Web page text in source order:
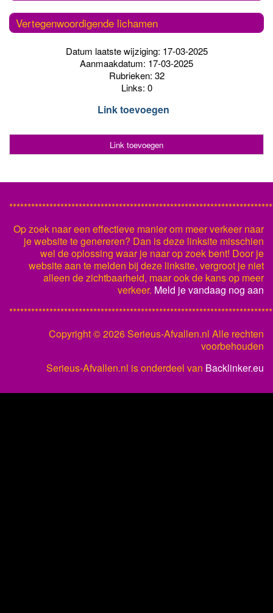
Vertegenwoordigende lichamen
Datum laatste wijziging: 17-03-2025
Aanmaakdatum: 17-03-2025
Rubrieken: 32
Links: 0
Link toevoegen
Link toevoegen
Op zoek naar een effectieve manier om meer verkeer naar
je website te genereren? Dan is deze linksite misschien
wel de oplossing waar je naar op zoek bent! Door je
website aan te melden bij deze linksite, vergroot je niet
alleen de zichtbaarheid, maar ook de kans op meer
verkeer. Meld je vandaag nog aan
Copyright ©2026 Serieus-Afvallen.nl Alle rechten
voorbehouden
Serieus-Afvallen.nl is onderdeel van Backlinker.eu